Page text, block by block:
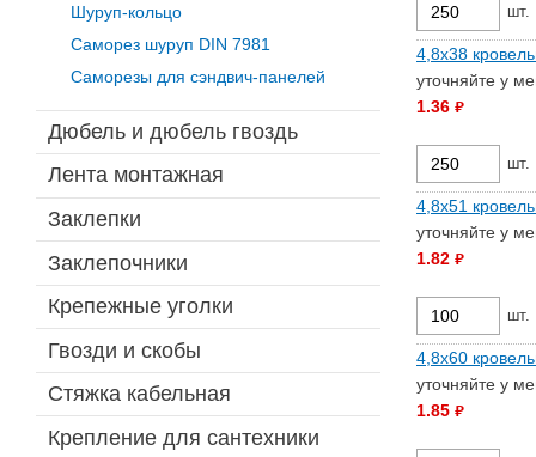
Шуруп-кольцо
Саморез шуруп DIN 7981
Саморезы для сэндвич-панелей
Дюбель и дюбель гвоздь
Лента монтажная
Заклепки
Заклепочники
Крепежные уголки
Гвозди и скобы
Стяжка кабельная
Крепление для сантехники
шт.
4,8х38
уточняйте у
1.36 руб.
шт.
4,8х51
уточняйте у
1.82 руб.
шт.
4,8х60
уточняйте у
1.85 руб.